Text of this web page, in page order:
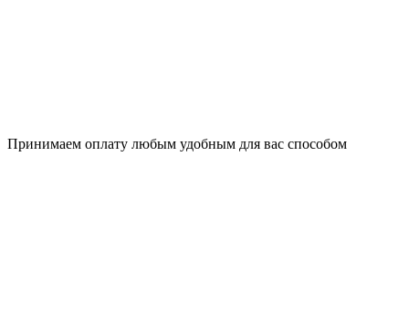
Принимаем оплату любым удобным для вас способом